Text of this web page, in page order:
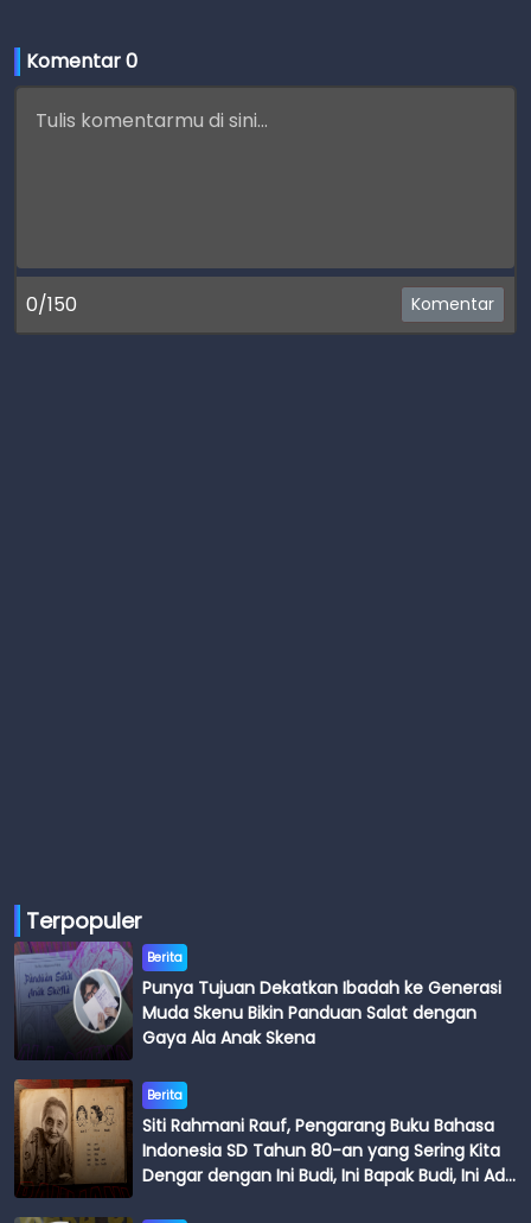
Komentar 0
0/150 Komentar
Terpopuler
Berita
Punya Tujuan Dekatkan Ibadah ke Generasi
Muda Skenu Bikin Panduan Salat dengan
Gaya Ala Anak Skena
Berita
Siti Rahmani Rauf, Pengarang Buku Bahasa
Indonesia SD Tahun 80-an yang Sering Kita
Dengar dengan Ini Budi, Ini Bapak Budi, Ini Adik